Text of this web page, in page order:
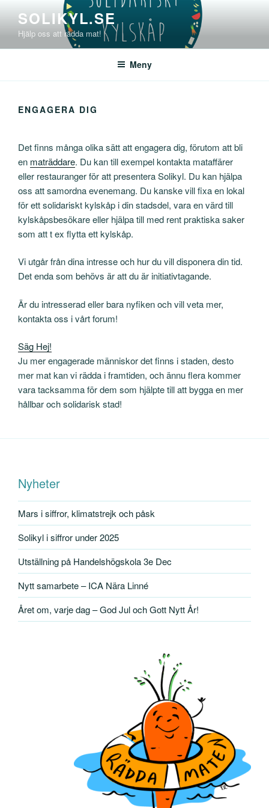
innehåll
SOLIKYL.SE
Hjälp oss att rädda mat!
Meny
ENGAGERA DIG
Det finns många olika sätt att engagera dig, förutom att bli
en maträddare. Du kan till exempel kontakta mataffärer
eller restauranger för att presentera Solikyl. Du kan hjälpa
oss att samordna evenemang. Du kanske vill fixa en lokal
för ett solidariskt kylskåp i din stadsdel, vara en värd till
kylskåpsbesökare eller hjälpa till med rent praktiska saker
som att t ex flytta ett kylskåp.
Vi utgår från dina intresse och hur du vill disponera din tid.
Det enda som behövs är att du är initiativtagande.
Är du intresserad eller bara nyfiken och vill veta mer,
kontakta oss i vårt forum!
Säg Hej!
Ju mer engagerade människor det finns i staden, desto
mer mat kan vi rädda i framtiden, och ännu flera kommer
vara tacksamma för dem som hjälpte till att bygga en mer
hållbar och solidarisk stad!
Nyheter
Mars i siffror, klimatstrejk och påsk
Solikyl i siffror under 2025
Utställning på Handelshögskola 3e Dec
Nytt samarbete – ICA Nära Linné
Året om, varje dag – God Jul och Gott Nytt År!